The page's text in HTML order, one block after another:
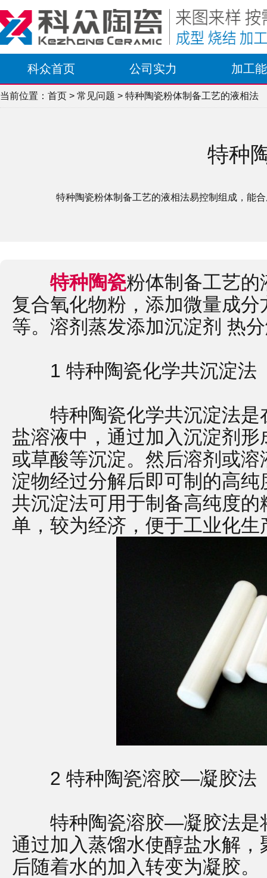
科众首页 公司实力 加工
当前位置： 首页 > 常见问题 > 特种陶瓷粉体制备工艺的液相法
特种
特种陶瓷粉体制备工艺的液相法易控制组成，能
特种陶瓷粉体制备工艺的
复合氧化物粉，添加微量成
等。溶剂蒸发添加沉淀剂 热
1 特种陶瓷化学共沉淀法
特种陶瓷化学共沉淀法是
盐溶液中，通过加入沉淀剂
或草酸等沉淀。然后溶剂或
淀物经过分解后即可制的高
共沉淀法可用于制备高纯度
单，较为经济，便于工业化生
2 特种陶瓷溶胶—凝胶法
特种陶瓷溶胶—凝胶法是
通过加入蒸馏水使醇盐水解
后随着水的加入转变为凝胶。